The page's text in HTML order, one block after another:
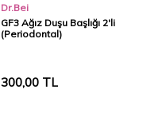
Dr.Bei
GF3 Ağız Duşu Başlığı 2'li
(Periodontal)
300,00 TL